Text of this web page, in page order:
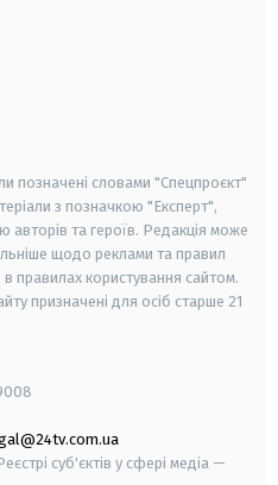
позначені словами "Спецпроєкт"
з позначкою "Експерт",
авторів та героїв. Редакція може
щодо реклами та правил
правилах користування сайтом.
призначені для осіб старше 21
суб'єктів у сфері медіа —